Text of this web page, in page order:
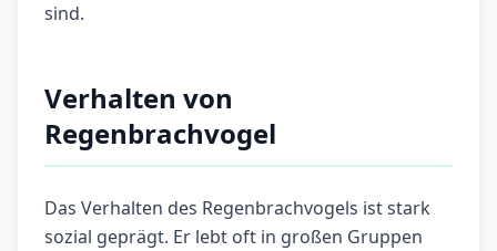
sind.
Verhalten von
Regenbrachvogel
Das Verhalten des Regenbrachvogels ist stark
sozial geprägt. Er lebt oft in großen Gruppen